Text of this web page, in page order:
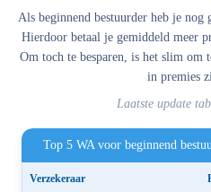
Als beginnend bestuurder heb je nog
Hierdoor betaal je gemiddeld meer
Om toch te besparen, is het slim om
in premies
Laatste update
Top 5 WA voor beginnend
Verzekeraar